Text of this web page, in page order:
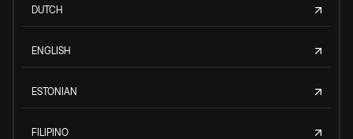
DUTCH
ENGLISH
ESTONIAN
FILIPINO